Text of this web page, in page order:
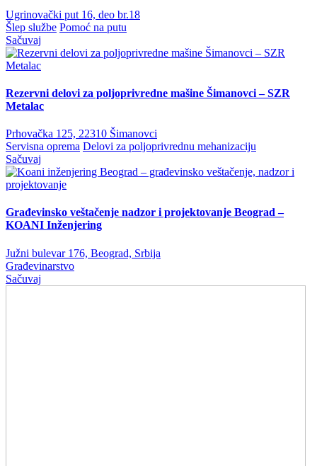
Ugrinovački put 16, deo br.18
Šlep službe Pomoć na putu
Sačuvaj
Rezervni delovi za poljoprivredne mašine Šimanovci – SZR
Metalac
Prhovačka 125, 22310 Šimanovci
Servisna oprema Delovi za poljoprivrednu mehanizaciju
Sačuvaj
Građevinsko veštačenje nadzor i projektovanje Beograd –
KOANI Inženjering
Južni bulevar 176, Beograd, Srbija
Građevinarstvo
Sačuvaj